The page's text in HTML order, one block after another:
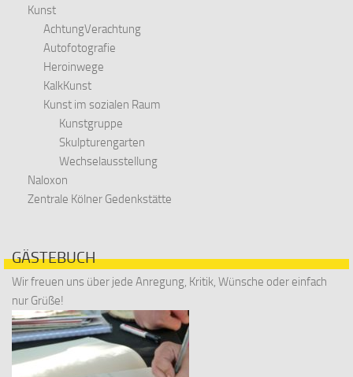
Kunst
AchtungVerachtung
Autofotografie
Heroinwege
KalkKunst
Kunst im sozialen Raum
Kunstgruppe
Skulpturengarten
Wechselausstellung
Naloxon
Zentrale Kölner Gedenkstätte
GÄSTEBUCH
Wir freuen uns über jede Anregung, Kritik, Wünsche oder einfach
nur Grüße!